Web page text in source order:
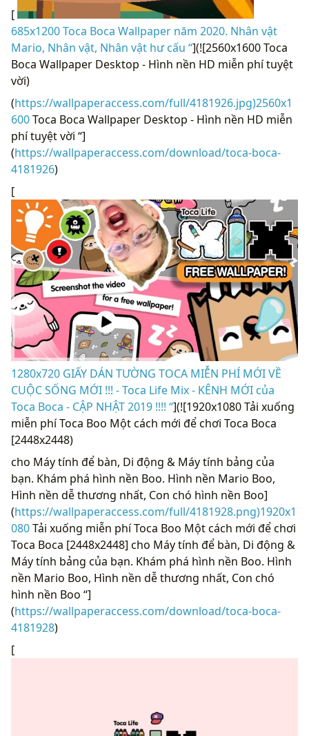
[
685x1200 Toca Boca Wallpaper năm 2020. Nhân vật
Mario, Nhân vật, Nhân vật hư cấu “](![2560x1600 Toca
Boca Wallpaper Desktop - Hình nền HD miễn phí tuyệt
vời)
(https://wallpaperaccess.com/full/4181926.jpg)2560x1
600Toca Boca Wallpaper Desktop - Hình nền HD miễn
phí tuyệt vời “]
(https://wallpaperaccess.com/download/toca-boca-
4181926)
[
1280x720 GIẤY DÁN TƯỜNG TOCA MIỄN PHÍ MỚI VỀ
CUỘC SỐNG MỚI !!! - Toca Life Mix - KÊNH MỚI của
Toca Boca - CẬP NHẬT 2019 !!!! “](![1920x1080 Tải xuống
miễn phí Toca Boo Một cách mới để chơi Toca Boca
[2448x2448)
cho Máy tính để bàn, Di động & Máy tính bảng của
bạn. Khám phá hình nền Boo. Hình nền Mario Boo,
Hình nền dễ thương nhất, Con chó hình nền Boo]
(https://wallpaperaccess.com/full/4181928.png)1920x1
080Tải xuống miễn phí Toca Boo Một cách mới để chơi
Toca Boca [2448x2448] cho Máy tính để bàn, Di động &
Máy tính bảng của bạn. Khám phá hình nền Boo. Hình
nền Mario Boo, Hình nền dễ thương nhất, Con chó
hình nền Boo “]
(https://wallpaperaccess.com/download/toca-boca-
4181928)
[